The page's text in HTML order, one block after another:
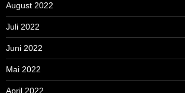
August 2022
Juli 2022
Juni 2022
Mai 2022
April 2022